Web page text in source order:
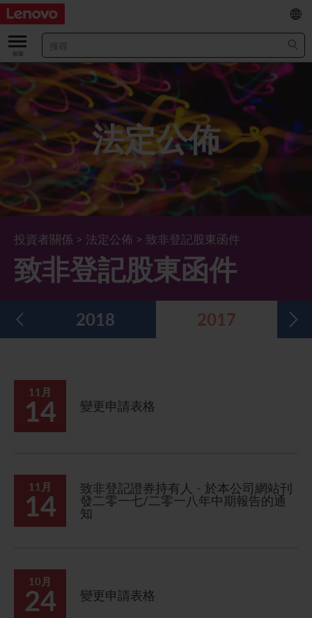
關於我們
關於公司
董事長兼首席執行官報告書
管理團隊 (英文版)
公司資料
Lenovo.com
公司新聞
業績及財務數據
主要財務數據
業績及推介材料
綜合損益表
綜合全面收益表
綜合資產負債表
五年財務摘要
投資者
股票資料
股價資訊
新投資者
投資者活動年曆
過去投資者活動
股息資料
分析師資料
常見問題
獎項與嘉許
股東通訊政策
公司通訊發布
法定公佈
最新消息
年報/中期報告
公告
月報表/翌日披露報表
致非登記股東函件
股東會委任表格
股份購回報告 (於二零零八年七月四日或之前)
公告 (補發已遺失的股份證明書)
企業管治
董事會
董事委員會
股東權利
可持續發展
董事會對環境、社會及管治事宜的監管
環境、社會及管治報告
聯合國可持續發展目標
社會責任網站 (英文版)
新聞和資源
多媒體資料庫
EN
/
简
法定公佈
投資者關係 > 法定公佈 > 致非登記股東函件
致非登記股東函件
2018 2017
11月
14 變更申請表格
11月
14
致非登記證券持有人 - 於本公司網站刊
發二零一七/二零一八年中期報告的通
知
10月
24 變更申請表格